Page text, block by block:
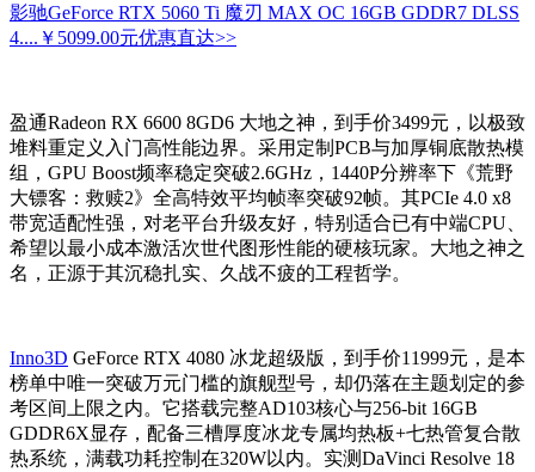
影驰GeForce RTX 5060 Ti 魔刃 MAX OC 16GB GDDR7 DLSS
4.... ￥5099.00元优惠直达>>
盈通Radeon RX 6600 8GD6 大地之神，到手价3499元，以极致
堆料重定义入门高性能边界。采用定制PCB与加厚铜底散热模
组，GPU Boost频率稳定突破2.6GHz，1440P分辨率下《荒野
大镖客：救赎2》全高特效平均帧率突破92帧。其PCIe 4.0 x8
带宽适配性强，对老平台升级友好，特别适合已有中端CPU、
希望以最小成本激活次世代图形性能的硬核玩家。大地之神之
名，正源于其沉稳扎实、久战不疲的工程哲学。
Inno3D GeForce RTX 4080 冰龙超级版，到手价11999元，是本
榜单中唯一突破万元门槛的旗舰型号，却仍落在主题划定的参
考区间上限之内。它搭载完整AD103核心与256-bit 16GB
GDDR6X显存，配备三槽厚度冰龙专属均热板+七热管复合散
热系统，满载功耗控制在320W以内。实测DaVinci Resolve 18